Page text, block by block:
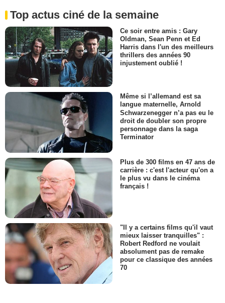
Top actus ciné de la semaine
Ce soir entre amis : Gary
Oldman, Sean Penn et Ed
Harris dans l'un des meilleurs
thrillers des années 90
injustement oublié !
Même si l’allemand est sa
langue maternelle, Arnold
Schwarzenegger n’a pas eu le
droit de doubler son propre
personnage dans la saga
Terminator
Plus de 300 films en 47 ans de
carrière : c'est l'acteur qu'on a
le plus vu dans le cinéma
français !
"Il y a certains films qu'il vaut
mieux laisser tranquilles" :
Robert Redford ne voulait
absolument pas de remake
pour ce classique des années
70